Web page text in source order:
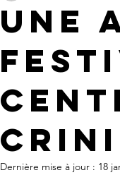
Une
Dernière mise à jour : 18